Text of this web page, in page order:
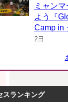
ミャン
よう『
Camp in
2日
スランキング